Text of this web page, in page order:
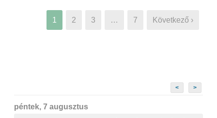
1 2 3 … 7 Következő ›
< >
péntek, 7 augusztus